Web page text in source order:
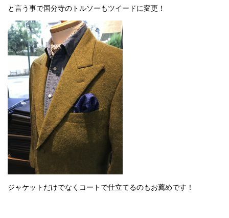
と言う事で国分寺のトルソーもツイードに変更！
ジャケットだけでなくコートで仕立てるのもお薦めです！